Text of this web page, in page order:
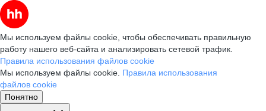
Мы используем файлы cookie, чтобы обеспечивать правильную
работу нашего веб-сайта и анализировать сетевой трафик.
Правила использования файлов cookie
Мы используем файлы cookie. Правила использования
файлов cookie
Понятно